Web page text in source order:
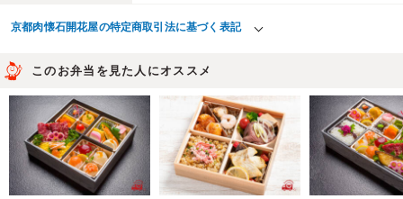
京都肉懐石開花屋の特定商取引法に基づく表記
このお弁当を見た人にオススメ